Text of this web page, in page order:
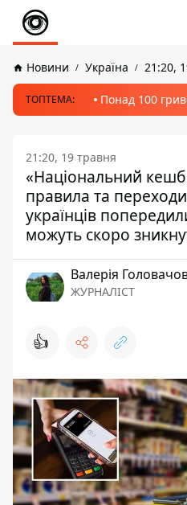
Новини Україна 21:20,
ТОПТЕМА: Понад 100
21:20, 19 травня
«Національний
правила та
українців
можуть скоро
Валерія
ЖУРНАЛІСТ
👍